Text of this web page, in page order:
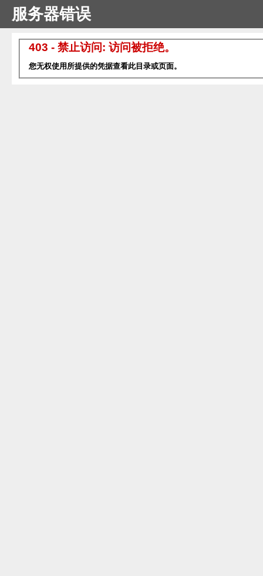
服务器错误
403 - 禁止访问: 访问被拒绝。
您无权使用所提供的凭据查看此目录或页面。